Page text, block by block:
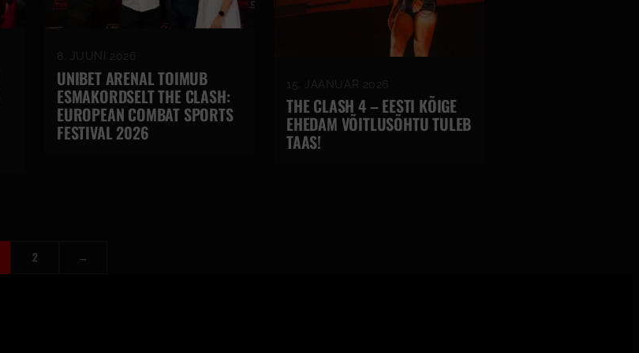
8. JUUNI 2026
UNIBET ARENAL TOIMUB
ESMAKORDSELT THE CLASH:
EUROPEAN COMBAT SPORTS
FESTIVAL 2026
15. JAANUAR 2026
THE CLASH 4 – EESTI KÕIGE
EHEDAM VÕITLUSÕHTU TULEB
TAAS!
2 →